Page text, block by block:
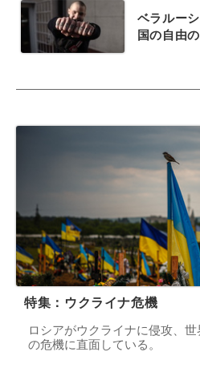
ベラルー
国の自由
特集：ウクライナ危機
ロシアがウクライナに侵攻、
の危機に直面している。